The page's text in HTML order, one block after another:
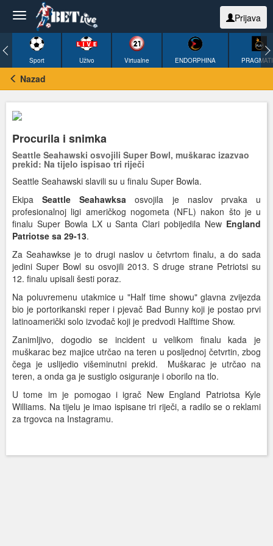
Prijava
Sport Uživo Virtualne ENDORPHINA
Nazad
Procurila i snimka
Seattle Seahawski osvojili Super Bowl, muškarac izazvao
prekid: Na tijelo ispisao tri riječi
Seattle Seahawski slavili su u finalu Super Bowla.
EkipaSeattle Seahawksa osvojila je naslov prvaka u
profesionalnoj ligi američkog nogometa (NFL) nakon što je u
finalu Super Bowla LX u Santa Clari pobijedila New England
Patriotse sa 29-13.
Za Seahawkse je to drugi naslov u četvrtom finalu, a do sada
jedini Super Bowl su osvojili 2013. S druge strane Petriotsi su
12. finalu upisali šesti poraz.
Na poluvremenu utakmice u "Half time showu" glavna zvijezda
bio je portorikanski reper i pjevač Bad Bunny koji je postao prvi
latinoamerički solo izvođač koji je predvodi Halftime Show.
Zanimljivo, dogodio se incident u velikom finalu kada je
muškarac bez majice utrčao na teren u posljednoj četvrtin, zbog
čega je uslijedio višeminutni prekid. Muškarac je utrčao na
teren, a onda ga je sustiglo osiguranje i oborilo na tlo.
U tome im je pomogao i igrač New England Patriotsa Kyle
Williams. Na tijelu je imao ispisane tri riječi, a radilo se o reklami
za trgovca na Instagramu.